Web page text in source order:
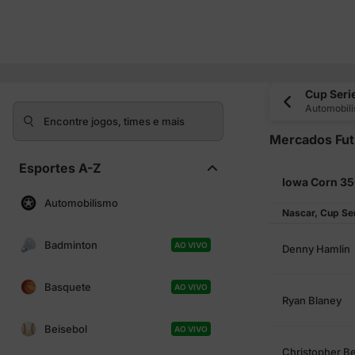
Encontre jogos, times e mais
Esportes A-Z
Automobilismo
Badminton AO VIVO
Basquete AO VIVO
Beisebol AO VIVO
Cup
Mercados
Iowa Corn
Nascar, Cup
Denny Hamlin
Ryan Blaney
Christopher